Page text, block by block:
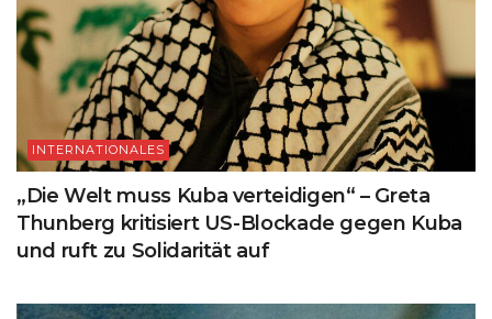
INTERNATIONALES
„Die Welt muss Kuba verteidigen“ – Greta
Thunberg kritisiert US-Blockade gegen Kuba
und ruft zu Solidarität auf